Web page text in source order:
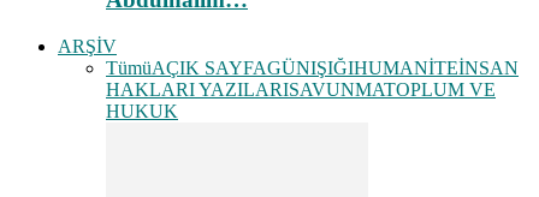
ARŞİV
TümüAÇIK SAYFAGÜNIŞIĞIHUMANİTEİNSAN
HAKLARI YAZILARISAVUNMATOPLUM VE
HUKUK